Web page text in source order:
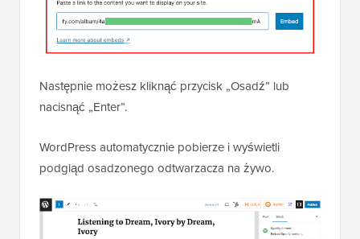
Następnie możesz kliknąć przycisk „Osadź” lub
nacisnąć „Enter”.
WordPress automatycznie pobierze i wyświetli
podgląd osadzonego odtwarzacza na żywo.